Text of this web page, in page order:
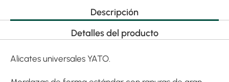
Descripción
Detalles del producto
Alicates universales YATO.